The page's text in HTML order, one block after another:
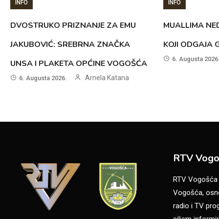
INFO
DVOSTRUKO PRIZNANJE ZA EMU
JAKUBOVIĆ: SREBRNA ZNAČKA
UNSA I PLAKETA OPĆINE VOGOŠĆA
6. Augusta 2026. Arnela Katana
INFO
MUALLIMA
KOJI ODGAJA
6. Augusta 2026.
RTV
RTV
Vogošća,
radio i TV